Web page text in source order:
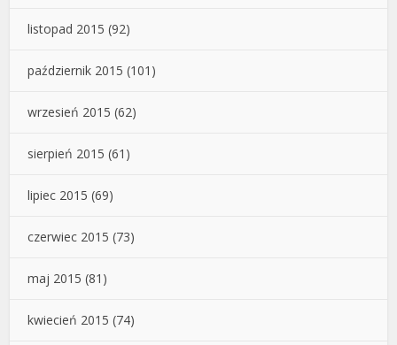
listopad 2015 (92)
październik 2015 (101)
wrzesień 2015 (62)
sierpień 2015 (61)
lipiec 2015 (69)
czerwiec 2015 (73)
maj 2015 (81)
kwiecień 2015 (74)